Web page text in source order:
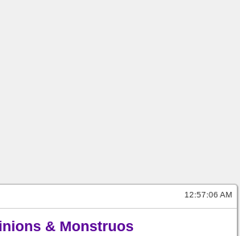
12:57:06 AM
& Monstruos